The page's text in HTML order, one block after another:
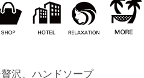
沢、ハンドソープ